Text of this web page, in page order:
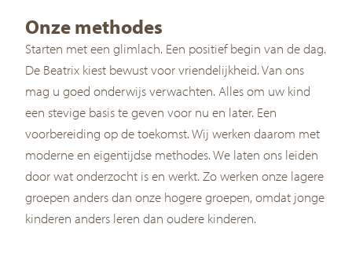
Onze methodes
Starten met een glimlach. Een positief begin van de dag.
De Beatrix kiest bewust voor vriendelijkheid. Van ons
mag u goed onderwijs verwachten. Alles om uw kind
een stevige basis te geven voor nu en later. Een
voorbereiding op de toekomst. Wij werken daarom met
moderne en eigentijdse methodes. We laten ons leiden
door wat onderzocht is en werkt. Zo werken onze lagere
groepen anders dan onze hogere groepen, omdat jonge
kinderen anders leren dan oudere kinderen.